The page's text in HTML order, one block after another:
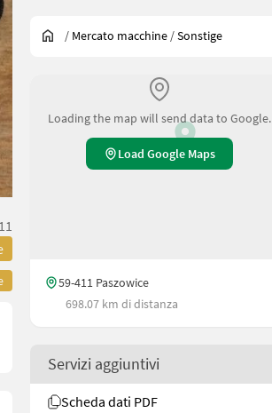
/ Mercato macchine /Sonstige
Loading the map will send data to Google.
Load Google Maps
59-411 Paszowice
698.07 km di distanza
Servizi aggiuntivi
Scheda dati PDF